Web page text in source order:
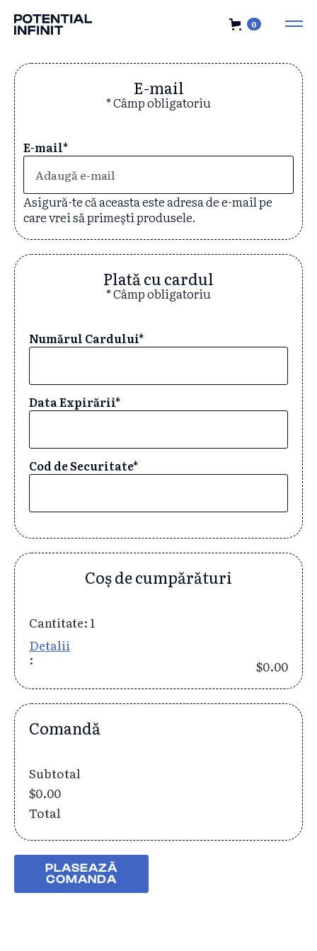
0
E-mail
* Câmp obligatoriu
E-mail*
Asigură-te că aceasta este adresa de e-mail pe
care vrei să primești produsele.
Plată cu cardul
* Câmp obligatoriu
Numărul Cardului*
Data Expirării*
Cod de Securitate*
Coș de cumpărături
Cantitate: 1
Detalii
:
$0.00
Comandă
Subtotal
$0.00
Total
PLASEAZĂ
COMANDA